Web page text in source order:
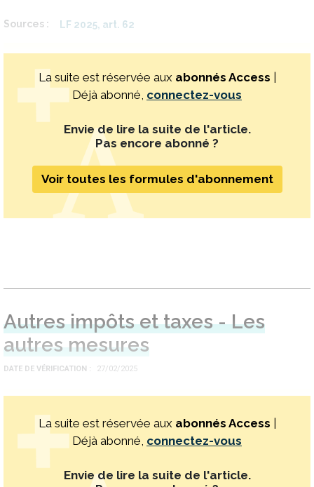
Sources LF 2025, art. 62
La suite est réservée aux abonnés Access |
Déjà abonné, connectez-vous
Envie de lire la suite de l'article.
Pas encore abonné ?
Voir toutes les formules d'abonnement
Autres impôts et taxes - Les
autres mesures
DATE DE VÉRIFICATION 27/02/2025
La suite est réservée aux abonnés Access |
Déjà abonné, connectez-vous
Envie de lire la suite de l'article.